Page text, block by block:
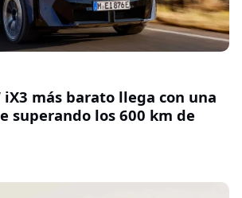
iX3 más barato llega con una
superando los 600 km de